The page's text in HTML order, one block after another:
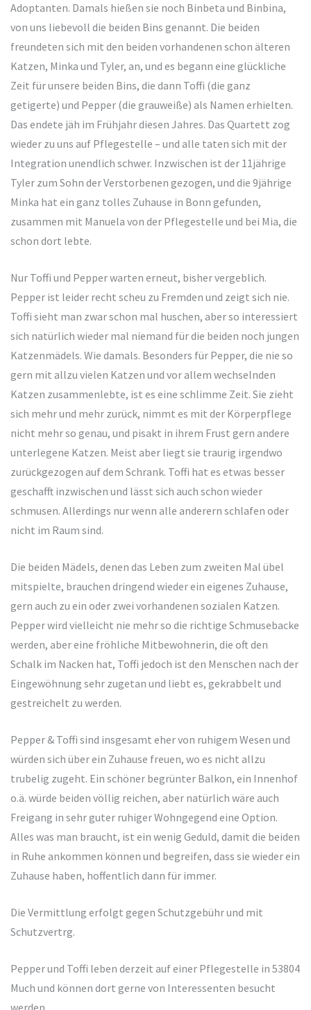
Adoptanten. Damals hießen sie noch Binbeta und Binbina,
von uns liebevoll die beiden Bins genannt. Die beiden
freundeten sich mit den beiden vorhandenen schon älteren
Katzen, Minka und Tyler, an, und es begann eine glückliche
Zeit für unsere beiden Bins, die dann Toffi (die ganz
getigerte) und Pepper (die grauweiße) als Namen erhielten.
Das endete jäh im Frühjahr diesen Jahres. Das Quartett zog
wieder zu uns auf Pflegestelle – und alle taten sich mit der
Integration unendlich schwer. Inzwischen ist der 11jährige
Tyler zum Sohn der Verstorbenen gezogen, und die 9jährige
Minka hat ein ganz tolles Zuhause in Bonn gefunden,
zusammen mit Manuela von der Pflegestelle und bei Mia, die
schon dort lebte.
Nur Toffi und Pepper warten erneut, bisher vergeblich.
Pepper ist leider recht scheu zu Fremden und zeigt sich nie.
Toffi sieht man zwar schon mal huschen, aber so interessiert
sich natürlich wieder mal niemand für die beiden noch jungen
Katzenmädels. Wie damals. Besonders für Pepper, die nie so
gern mit allzu vielen Katzen und vor allem wechselnden
Katzen zusammenlebte, ist es eine schlimme Zeit. Sie zieht
sich mehr und mehr zurück, nimmt es mit der Körperpflege
nicht mehr so genau, und pisakt in ihrem Frust gern andere
unterlegene Katzen. Meist aber liegt sie traurig irgendwo
zurückgezogen auf dem Schrank. Toffi hat es etwas besser
geschafft inzwischen und lässt sich auch schon wieder
schmusen. Allerdings nur wenn alle anderern schlafen oder
nicht im Raum sind.
Die beiden Mädels, denen das Leben zum zweiten Mal übel
mitspielte, brauchen dringend wieder ein eigenes Zuhause,
gern auch zu ein oder zwei vorhandenen sozialen Katzen.
Pepper wird vielleicht nie mehr so die richtige Schmusebacke
werden, aber eine fröhliche Mitbewohnerin, die oft den
Schalk im Nacken hat, Toffi jedoch ist den Menschen nach der
Eingewöhnung sehr zugetan und liebt es, gekrabbelt und
gestreichelt zu werden.
Pepper & Toffi sind insgesamt eher von ruhigem Wesen und
würden sich über ein Zuhause freuen, wo es nicht allzu
trubelig zugeht. Ein schöner begrünter Balkon, ein Innenhof
o.ä. würde beiden völlig reichen, aber natürlich wäre auch
Freigang in sehr guter ruhiger Wohngegend eine Option.
Alles was man braucht, ist ein wenig Geduld, damit die beiden
in Ruhe ankommen können und begreifen, dass sie wieder ein
Zuhause haben, hoffentlich dann für immer.
Die Vermittlung erfolgt gegen Schutzgebühr und mit
Schutzvertrg.
Pepper und Toffi leben derzeit auf einer Pflegestelle in 53804
Much und können dort gerne von Interessenten besucht
werden.